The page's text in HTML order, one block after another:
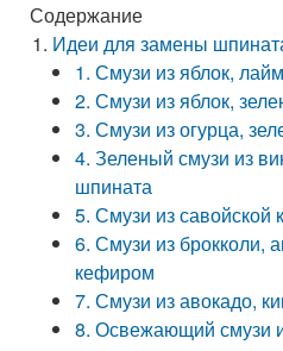
Содержание
Идеи для замены
1. Смузи из яблок,
2. Смузи из яблок,
3. Смузи из огурца,
4. Зеленый смузи из
шпината
5. Смузи из савойской
6. Смузи из брокколи,
кефиром
7. Смузи из авокадо,
8. Освежающий смузи